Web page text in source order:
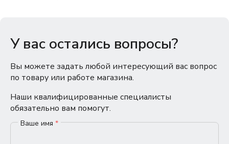
У вас остались вопросы?
Вы можете задать любой интересующий вас вопрос
по товару или работе магазина.
Наши квалифицированные специалисты
обязательно вам помогут.
Ваше имя *